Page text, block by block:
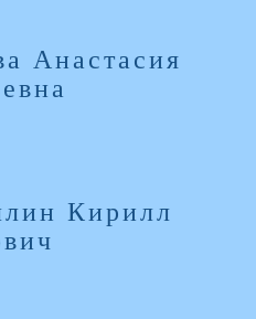
Анастасия
Кирилл